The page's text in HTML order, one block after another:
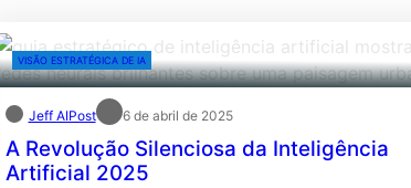
VISÃO ESTRATÉGICA DE IA
Jeff AIPost 6 de abril de 2025
A Revolução Silenciosa da Inteligência
Artificial 2025